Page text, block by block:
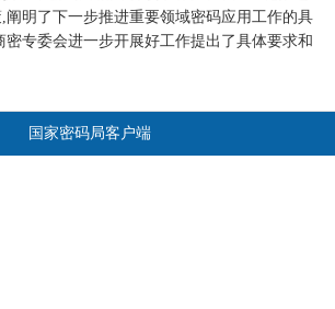
阐明了下一步推进重要领域密码应用工作的具
密专委会进一步开展好工作提出了具体要求和
国家密码局客户端